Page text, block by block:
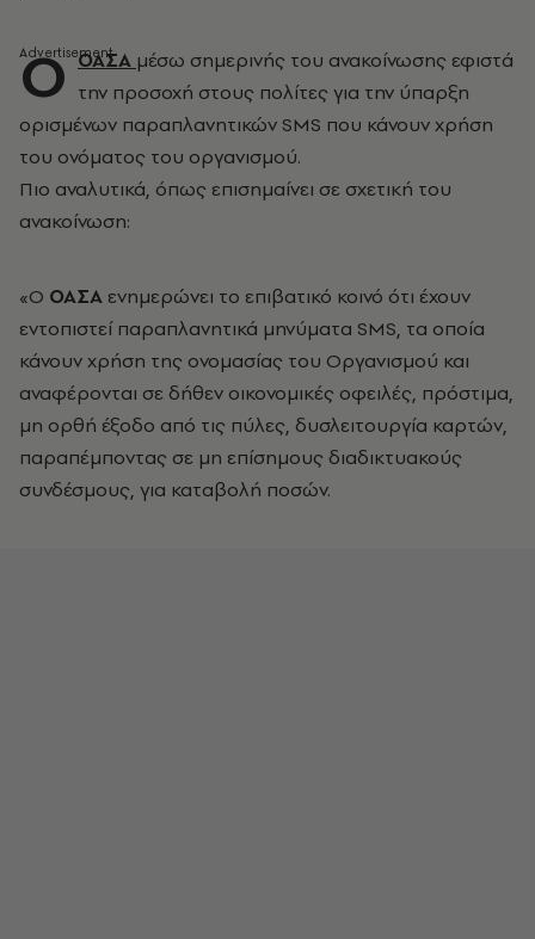
Ο ΟΑΣΑ μέσω σημερινής του ανακοίνωσης εφιστά
την προσοχή στους πολίτες για την ύπαρξη
ορισμένων παραπλανητικών SMS που κάνουν χρήση
του ονόματος του οργανισμού.
Πιο αναλυτικά, όπως επισημαίνει σε σχετική του
ανακοίνωση:
«Ο ΟΑΣΑ ενημερώνει το επιβατικό κοινό ότι έχουν
εντοπιστεί παραπλανητικά μηνύματα SMS, τα οποία
κάνουν χρήση της ονομασίας του Οργανισμού και
αναφέρονται σε δήθεν οικονομικές οφειλές, πρόστιμα,
μη ορθή έξοδο από τις πύλες, δυσλειτουργία καρτών,
παραπέμποντας σε μη επίσημους διαδικτυακούς
συνδέσμους, για καταβολή ποσών.